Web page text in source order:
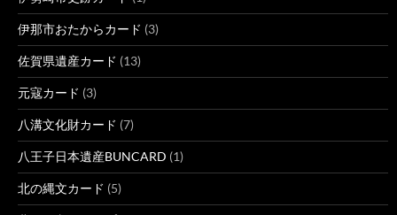
伊那市おたからカード (3)
佐賀県遺産カード (13)
元寇カード (3)
八溝文化財カード (7)
八王子日本遺産BUNCARD (1)
北の縄文カード (5)